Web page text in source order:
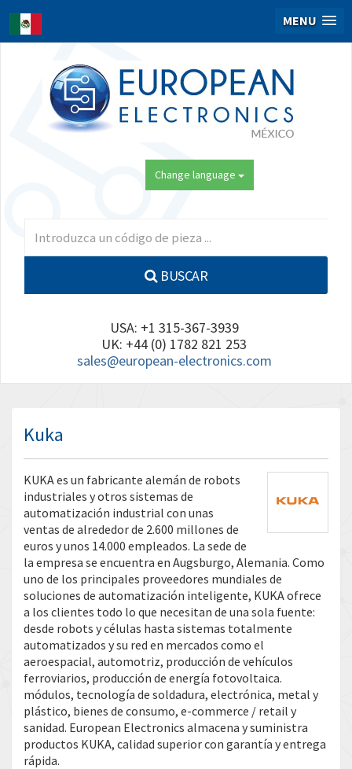
MENU
Change language
BUSCAR
USA: +1 315-367-3939
UK: +44 (0) 1782 821 253
sales@european-electronics.com
Kuka
KUKA es un fabricante alemán de robots
industriales y otros sistemas de
automatización industrial con unas
ventas de alrededor de 2.600 millones de
euros y unos 14.000 empleados. La sede de
la empresa se encuentra en Augsburgo, Alemania. Como
uno de los principales proveedores mundiales de
soluciones de automatización inteligente, KUKA ofrece
a los clientes todo lo que necesitan de una sola fuente:
desde robots y células hasta sistemas totalmente
automatizados y su red en mercados como el
aeroespacial, automotriz, producción de vehículos
ferroviarios, producción de energía fotovoltaica.
módulos, tecnología de soldadura, electrónica, metal y
plástico, bienes de consumo, e-commerce / retail y
sanidad. European Electronics almacena y suministra
productos KUKA, calidad superior con garantía y entrega
rápida.